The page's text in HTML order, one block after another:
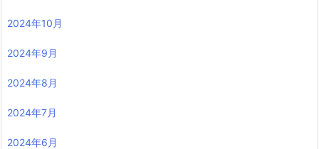
2024年10月
2024年9月
2024年8月
2024年7月
2024年6月